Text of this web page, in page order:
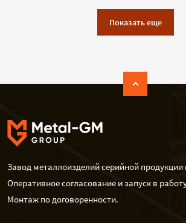
Показать еще
Завод металлоизделий серийной продукции
Оперативное согласование и запуск в
Монтаж по договоренности.